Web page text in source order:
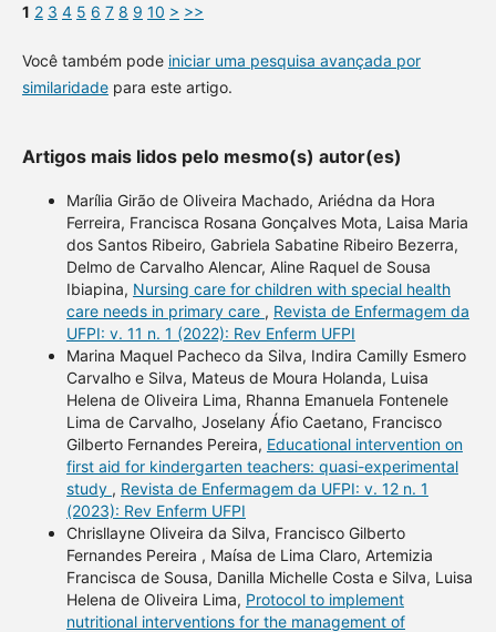
1 2 3 4 5 6 7 8 9 10 > >>
Você também pode iniciar uma pesquisa avançada por
similaridadepara este artigo.
Artigos mais lidos pelo mesmo(s) autor(es)
Marília Girão de Oliveira Machado, Ariédna da Hora
Ferreira, Francisca Rosana Gonçalves Mota, Laisa Maria
dos Santos Ribeiro, Gabriela Sabatine Ribeiro Bezerra,
Delmo de Carvalho Alencar, Aline Raquel de Sousa
Ibiapina, Nursing care for children with special health
care needs in primary care , Revista de Enfermagem da
UFPI: v. 11 n. 1 (2022): Rev Enferm UFPI
Marina Maquel Pacheco da Silva, Indira Camilly Esmero
Carvalho e Silva, Mateus de Moura Holanda, Luisa
Helena de Oliveira Lima, Rhanna Emanuela Fontenele
Lima de Carvalho, Joselany Áfio Caetano, Francisco
Gilberto Fernandes Pereira, Educational intervention on
first aid for kindergarten teachers: quasi-experimental
study , Revista de Enfermagem da UFPI: v. 12 n. 1
(2023): Rev Enferm UFPI
Chrisllayne Oliveira da Silva, Francisco Gilberto
Fernandes Pereira , Maísa de Lima Claro, Artemizia
Francisca de Sousa, Danilla Michelle Costa e Silva, Luisa
Helena de Oliveira Lima, Protocol to implement
nutritional interventions for the management of